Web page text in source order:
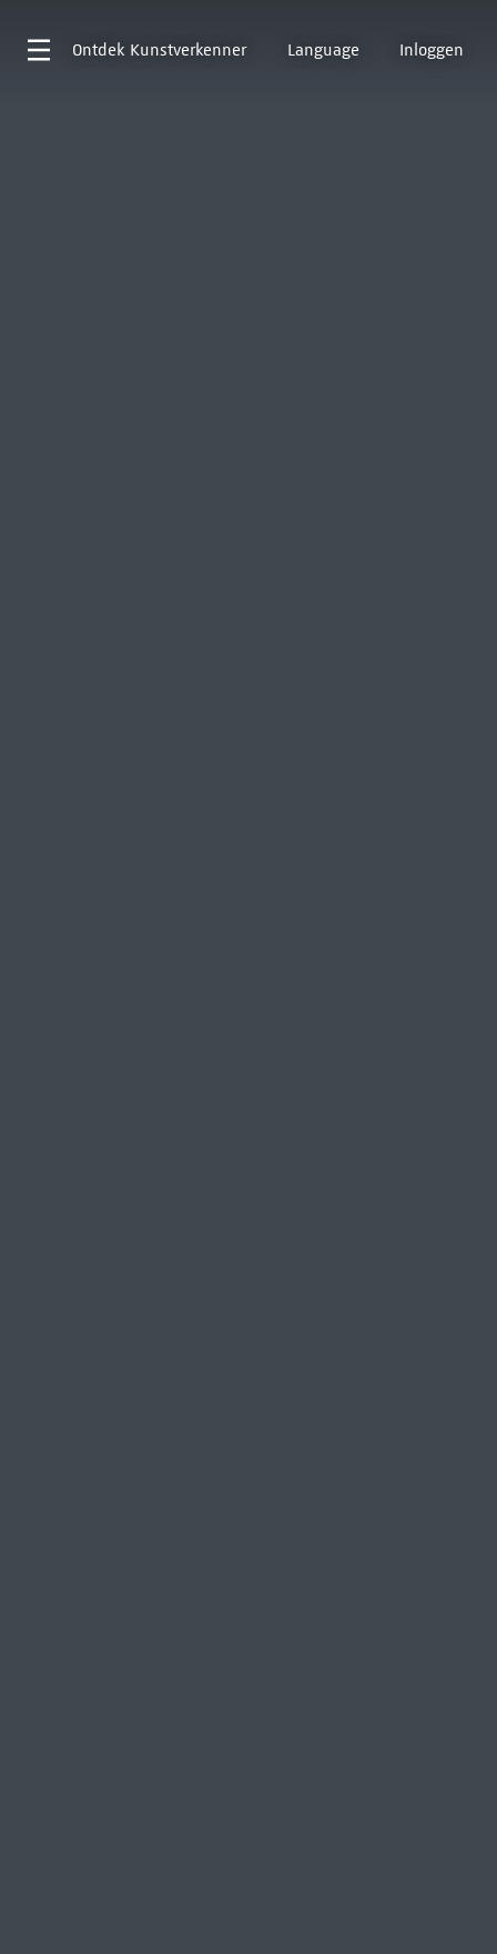
Ontdek Kunstverkenner Language Inloggen